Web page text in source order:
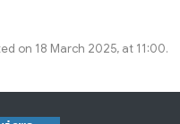
on 18 March 2025, at 11:00.